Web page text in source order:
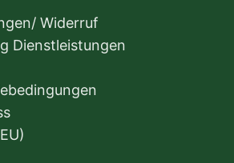
Widerruf
Dienstleistungen